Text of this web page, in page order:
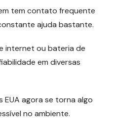
tem contato frequente
ajuda bastante.
internet ou bateria de
em diversas
EUA agora se torna algo
no ambiente.